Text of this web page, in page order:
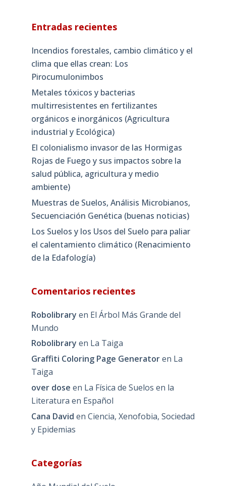
Entradas recientes
Incendios forestales, cambio climático y el
clima que ellas crean: Los
Pirocumulonimbos
Metales tóxicos y bacterias
multirresistentes en fertilizantes
orgánicos e inorgánicos (Agricultura
industrial y Ecológica)
El colonialismo invasor de las Hormigas
Rojas de Fuego y sus impactos sobre la
salud pública, agricultura y medio
ambiente)
Muestras de Suelos, Análisis Microbianos,
Secuenciación Genética (buenas noticias)
Los Suelos y los Usos del Suelo para paliar
el calentamiento climático (Renacimiento
de la Edafología)
Comentarios recientes
Robolibrary en El Árbol Más Grande del
Mundo
Robolibrary en La Taiga
Graffiti Coloring Page Generatoren La
Taiga
over dose en La Física de Suelos en la
Literatura en Español
Cana David en Ciencia, Xenofobia, Sociedad
y Epidemias
Categorías